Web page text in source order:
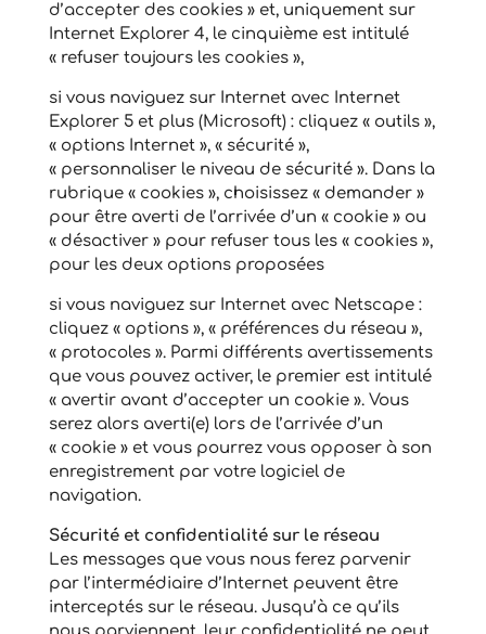
d’accepter des cookies » et, uniquement sur
Internet Explorer 4, le cinquième est intitulé
« refuser toujours les cookies »,
si vous naviguez sur Internet avec Internet
Explorer 5 et plus (Microsoft) : cliquez « outils »,
« options Internet », « sécurité »,
« personnaliser le niveau de sécurité ». Dans la
rubrique « cookies », choisissez « demander »
pour être averti de l’arrivée d’un « cookie » ou
« désactiver » pour refuser tous les « cookies »,
pour les deux options proposées
si vous naviguez sur Internet avec Netscape :
cliquez « options », « préférences du réseau »,
« protocoles ». Parmi différents avertissements
que vous pouvez activer, le premier est intitulé
« avertir avant d’accepter un cookie ». Vous
serez alors averti(e) lors de l’arrivée d’un
« cookie » et vous pourrez vous opposer à son
enregistrement par votre logiciel de
navigation.
Sécurité et confidentialité sur le réseau
Les messages que vous nous ferez parvenir
par l’intermédiaire d’Internet peuvent être
interceptés sur le réseau. Jusqu’à ce qu’ils